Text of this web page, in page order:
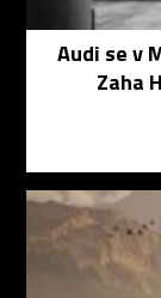
Audi se v
Zaha